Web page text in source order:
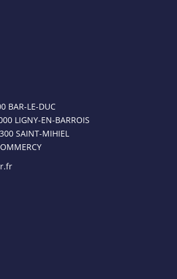
BAR-LE-DUC
LIGNY-EN-BARROIS
SAINT-MIHIEL